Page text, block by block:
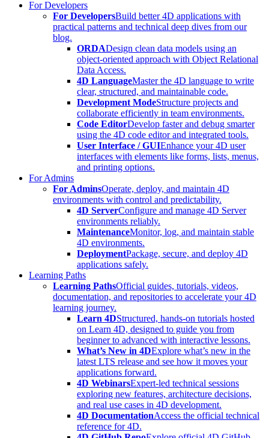
For Developers
For DevelopersBuild better 4D applications with
practical patterns and technical deep dives from our
blog.
ORDADesign clean data models using an
object-oriented approach with Object Relational
Data Access.
4D LanguageMaster the 4D language to write
clear, structured, and maintainable code.
Development ModeStructure projects and
collaborate efficiently in team environments.
Code EditorDevelop faster and debug smarter
using the 4D code editor and integrated tools.
User Interface / GUIEnhance your 4D user
interfaces with elements like forms, lists, menus,
and printing options.
For Admins
For AdminsOperate, deploy, and maintain 4D
environments with control and predictability.
4D ServerConfigure and manage 4D Server
environments reliably.
MaintenanceMonitor, log, and maintain stable
4D environments.
DeploymentPackage, secure, and deploy 4D
applications safely.
Learning Paths
Learning PathsOfficial guides, tutorials, videos,
documentation, and repositories to accelerate your 4D
learning journey.
Learn 4DStructured, hands-on tutorials hosted
on Learn 4D, designed to guide you from
beginner to advanced with interactive lessons.
What’s New in 4DExplore what’s new in the
latest LTS release and see how it moves your
applications forward.
4D WebinarsExpert-led technical sessions
exploring new features, architecture decisions,
and real use cases in 4D development.
4D DocumentationAccess the official technical
reference for 4D.